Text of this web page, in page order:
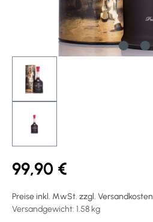
99,90 €
Preise inkl. MwSt. zzgl. Versandkosten
Versandgewicht: 1.58 kg